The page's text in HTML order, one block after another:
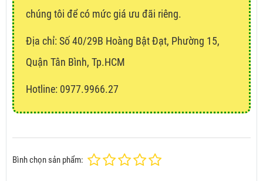
chúng tôi để có mức giá ưu đãi riêng.
Địa chỉ: Số 40/29B Hoàng Bật Đạt, Phường 15,
Quận Tân Bình, Tp.HCM
Hotline: 0977.9966.27
Bình chọn sản phẩm: